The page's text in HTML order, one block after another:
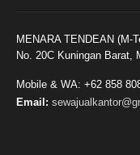
MENARA TENDEAN (M-
No. 20C Kuningan Barat,
Mobile & WA: +62 858
Email: